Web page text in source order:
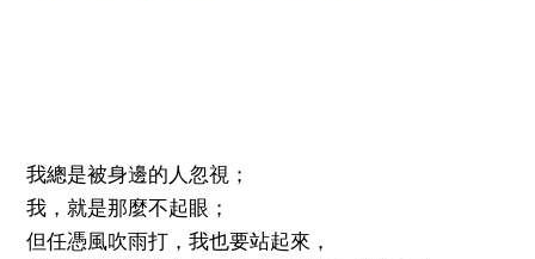
我總是被身邊的人忽視；
我，就是那麼不起眼；
但任憑風吹雨打，我也要站起來，